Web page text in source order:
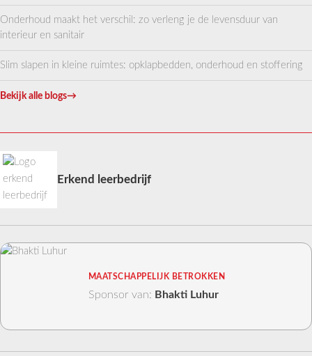
Onderhoud maakt het verschil: zo verleng je de levensduur van
interieur en sanitair
Slim slapen in kleine ruimtes: opklapbedden, onderhoud en stoffering
Bekijk alle blogs→
Erkend leerbedrijf
MAATSCHAPPELIJK BETROKKEN
Sponsor van: Bhakti Luhur